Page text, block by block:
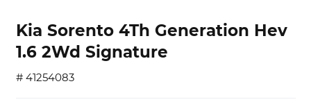
Kia Sorento 4Th Generation Hev
1.6 2Wd Signature
# 41254083